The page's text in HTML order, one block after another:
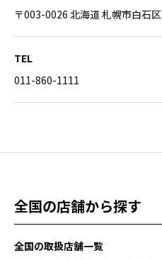
〒003-0026 北海道 札幌市白石
TEL
011-860-1111
全国の店舗から探す
全国の取扱店舗一覧